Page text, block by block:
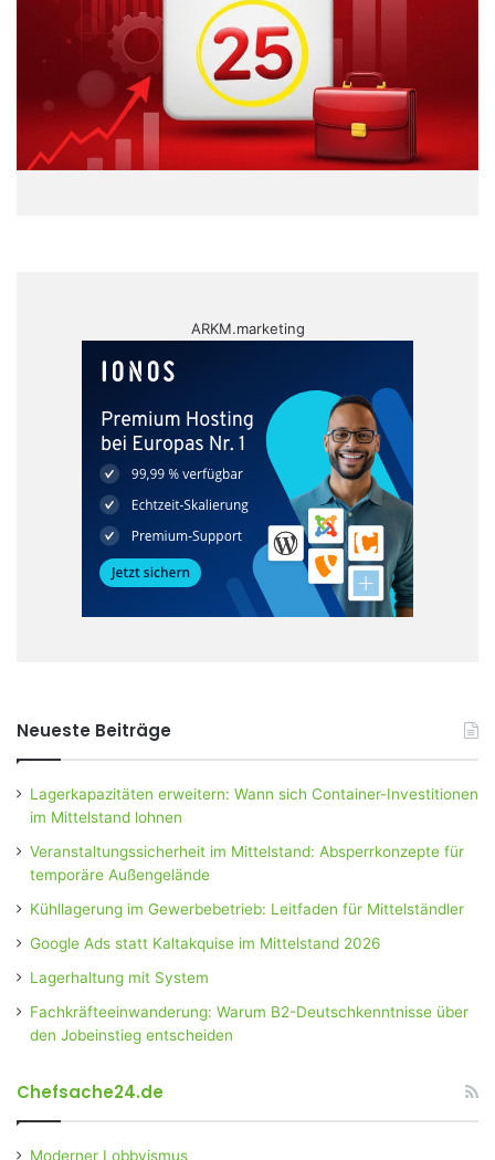
ARKM.marketing
Neueste Beiträge
Lagerkapazitäten erweitern: Wann sich Container-Investitionen
im Mittelstand lohnen
Veranstaltungssicherheit im Mittelstand: Absperrkonzepte für
temporäre Außengelände
Kühllagerung im Gewerbebetrieb: Leitfaden für Mittelständler
Google Ads statt Kaltakquise im Mittelstand 2026
Lagerhaltung mit System
Fachkräfteeinwanderung: Warum B2-Deutschkenntnisse über
den Jobeinstieg entscheiden
Chefsache24.de
Moderner Lobbyismus